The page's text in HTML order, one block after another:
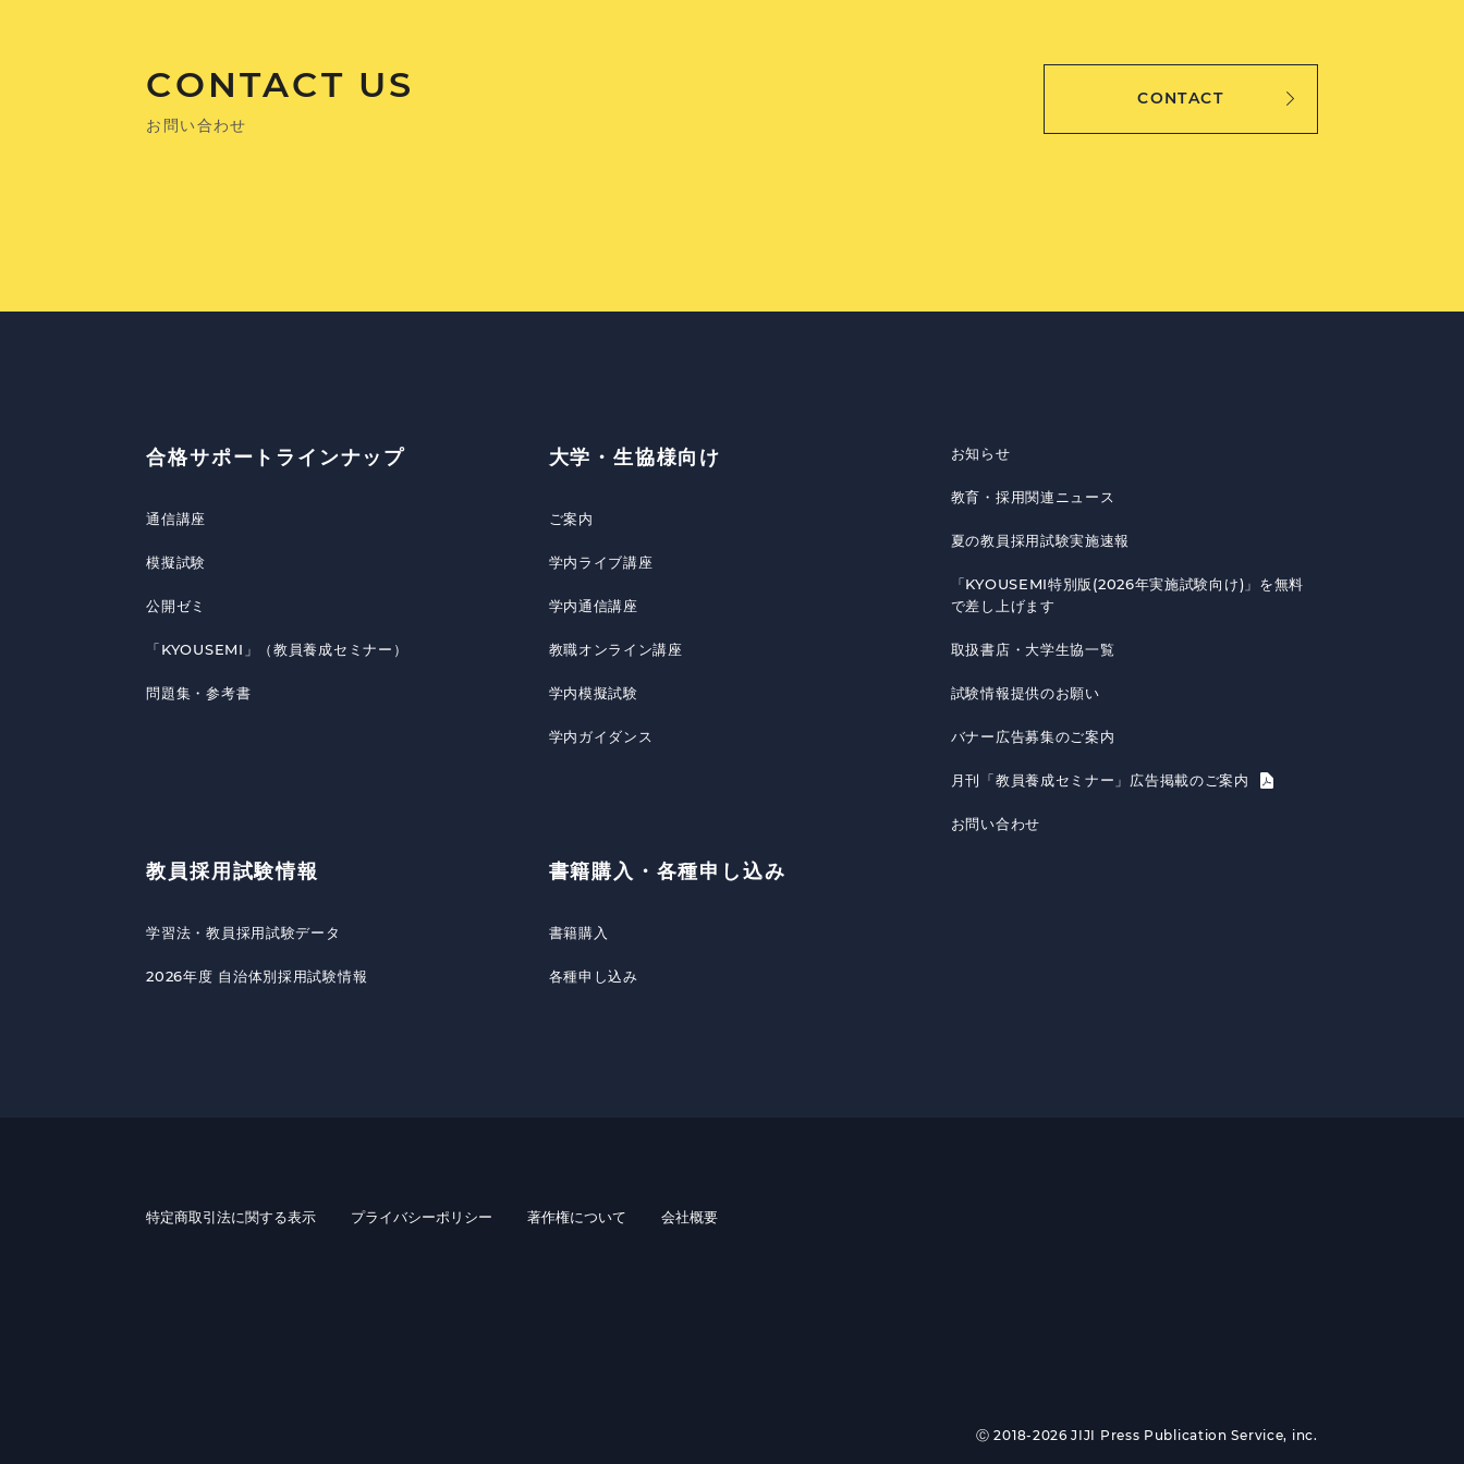
CONTACT US
お問い合わせ
CONTACT
合格サポートラインナップ
通信講座
模擬試験
公開ゼミ
「KYOUSEMI」（教員養成セミナー）
問題集・参考書
教員採用試験情報
学習法・教員採用試験データ
2026年度 自治体別採用試験情報
大学・生協様向け
ご案内
学内ライブ講座
学内通信講座
教職オンライン講座
学内模擬試験
学内ガイダンス
書籍購入・各種申し込み
書籍購入
各種申し込み
お知らせ
教育・採用関連ニュース
夏の教員採用試験実施速報
「KYOUSEMI特別版(2026年実施試験向け)」を無料
で差し上げます
取扱書店・大学生協一覧
試験情報提供のお願い
バナー広告募集のご案内
月刊「教員養成セミナー」広告掲載のご案内
お問い合わせ
特定商取引法に関する表示 プライバシーポリシー 著作権について 会社概要
Ⓒ 2018-2026 JIJI Press Publication Service, inc.